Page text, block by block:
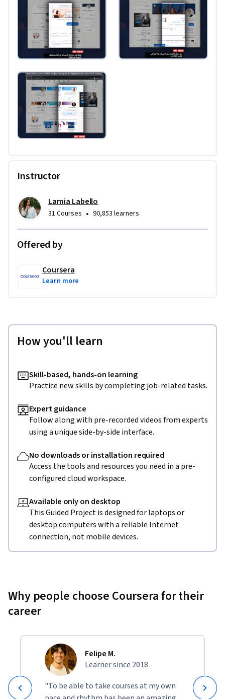
Instructor
Lamia Labello
31 Courses • 90,853 learners
Offered by
Coursera
Learn more
How you'll learn
Skill-based, hands-on learning
Practice new skills by completing job-related tasks.
Expert guidance
Follow along with pre-recorded videos from experts
using a unique side-by-side interface.
No downloads or installation required
Access the tools and resources you need in a pre-
configured cloud workspace.
Available only on desktop
This Guided Project is designed for laptops or
desktop computers with a reliable Internet
connection, not mobile devices.
Why people choose Coursera for their
career
Felipe M.
Learner since 2018
"To be able to take courses at my own